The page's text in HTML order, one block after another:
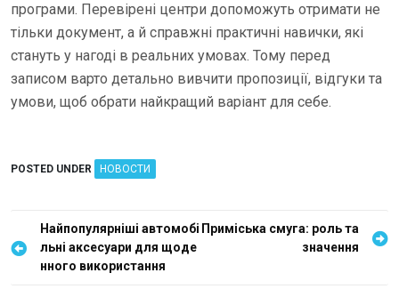
програми. Перевірені центри допоможуть отримати не
тільки документ, а й справжні практичні навички, які
стануть у нагоді в реальних умовах. Тому перед
записом варто детально вивчити пропозиції, відгуки та
умови, щоб обрати найкращий варіант для себе.
POSTED UNDER НОВОСТИ
а
Найпопулярніші автомобі
льні аксесуари для щоде
нного використання
Приміська смуга: роль та
значення